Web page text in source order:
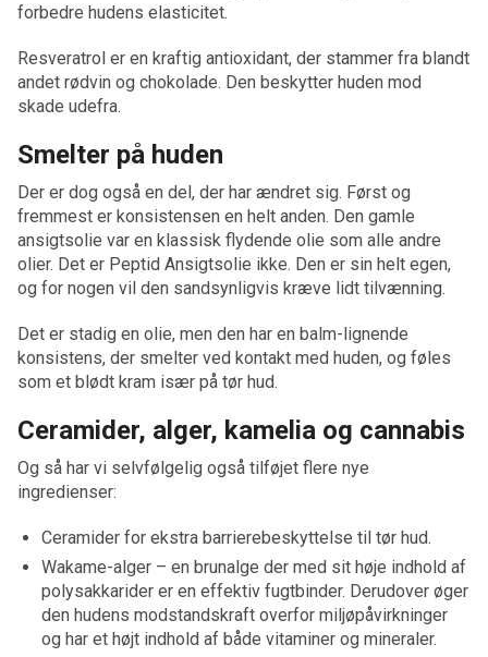
forbedre hudens elasticitet.
Resveratrol er en kraftig antioxidant, der stammer fra blandt
andet rødvin og chokolade. Den beskytter huden mod
skade udefra.
Smelter på huden
Der er dog også en del, der har ændret sig. Først og
fremmest er konsistensen en helt anden. Den gamle
ansigtsolie var en klassisk flydende olie som alle andre
olier. Det er Peptid Ansigtsolie ikke. Den er sin helt egen,
og for nogen vil den sandsynligvis kræve lidt tilvænning.
Det er stadig en olie, men den har en balm-lignende
konsistens, der smelter ved kontakt med huden, og føles
som et blødt kram især på tør hud.
Ceramider, alger, kamelia og cannabis
Og så har vi selvfølgelig også tilføjet flere nye
ingredienser:
Ceramider for ekstra barrierebeskyttelse til tør hud.
Wakame-alger – en brunalge der med sit høje indhold af
polysakkarider er en effektiv fugtbinder. Derudover øger
den hudens modstandskraft overfor miljøpåvirkninger
og har et højt indhold af både vitaminer og mineraler.